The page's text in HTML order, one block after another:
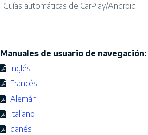
Guías automáticas de CarPlay/Android
Manuales de usuario de navegación:
Inglés
Francés
Alemán
italiano
danés